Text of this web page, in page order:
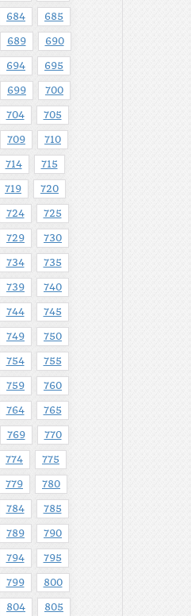
684 685
689 690
694 695
699 700
704 705
709 710
714 715
719 720
724 725
729 730
734 735
739 740
744 745
749 750
754 755
759 760
764 765
769 770
774 775
779 780
784 785
789 790
794 795
799 800
804 805